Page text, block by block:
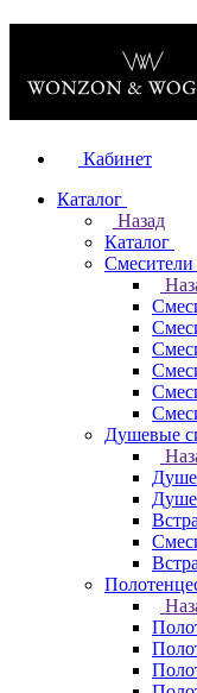
Кабинет
Каталог
Назад
Каталог
Смесители
Душевые